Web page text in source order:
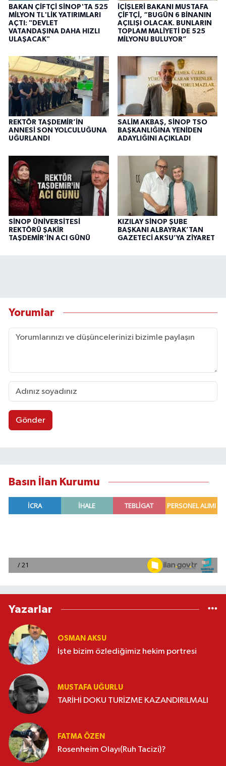
BAKAN ÇİFTÇİ SİNOP'TA 525
MİLYON TL'LİK YATIRIMLARI
AÇTI: "DEVLET
VATANDAŞINA DAHA HIZLI
ULAŞACAK"
İÇİŞLERİ BAKANI MUSTAFA
ÇİFTÇİ, “BUGÜN 6 BİNANIN
AÇILIŞI OLACAK. BUNLARIN
TOPLAM MALİYETİ DE 525
MİLYONU BULUYOR”
REKTÖR TAŞDEMİR’İN
ANNESİ SON YOLCULUĞUNA
UĞURLANDI
SALİM AKBAŞ, SİNOP TSO
BAŞKANLIĞINA YENİDEN
ADAYLIĞINI AÇIKLADI
SİNOP ÜNİVERSİTESİ
REKTÖRÜ ŞAKİR
TAŞDEMİR'İN ACI GÜNÜ
KIZILAY SİNOP ŞUBE
BAŞKANI ALBAYRAK’TAN
GAZETECİ AKSU’YA ZİYARET
Yorumlar
Gönder
Basın İlan Kurumu
Yazarlar
OSMAN AKSU
İşte bizim özlediğimiz hekim portresi
MUSTAFA UĞURLU
TARİHİ DOKU TURİZME KAZANDIRILMALI
FATMA ÖZEN
Rosenheim Olayı(Ruh Tacizi)?